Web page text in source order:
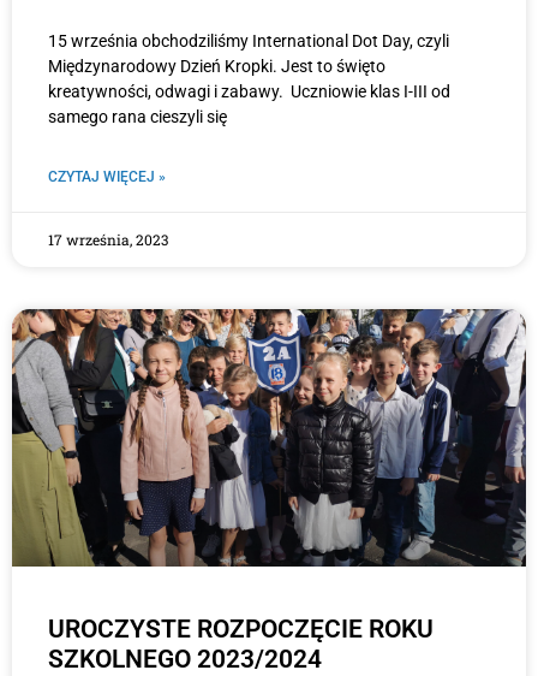
15 września obchodziliśmy International Dot Day, czyli
Międzynarodowy Dzień Kropki. Jest to święto
kreatywności, odwagi i zabawy. Uczniowie klas I-III od
samego rana cieszyli się
CZYTAJ WIĘCEJ »
17 września, 2023
UROCZYSTE ROZPOCZĘCIE ROKU
SZKOLNEGO 2023/2024